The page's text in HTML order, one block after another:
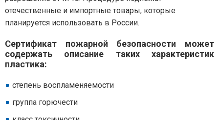
отечественные и импортные товары, которые
планируется использовать в России.
Сертификат пожарной безопасности может
содержать описание таких характеристик
пластика:
степень воспламеняемости
группа горючести